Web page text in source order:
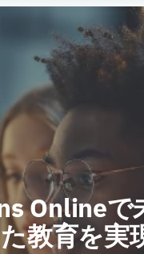
Onlineで
教育を実